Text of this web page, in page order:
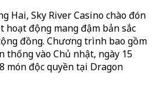
Hai, Sky River Casino chào đón
động mang đậm bản sắc
đồng. Chương trình bao gồm
thống vào Chủ nhật, ngày 15
món độc quyền tại Dragon